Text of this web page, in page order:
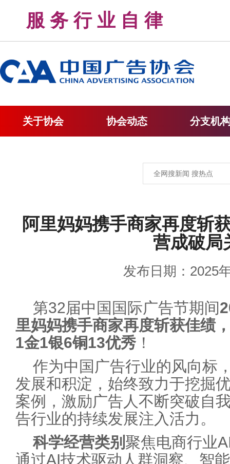
服 务 行 业 自 律
关于协会 协会动态 分支机
阿里妈妈携手商家再度斩
营成破局
发布日期：2025
第32届中国国际广告节期间
里妈妈携手商家再度斩获佳绩
1金1银6铜13优秀 ！
作为中国广告行业的风向标
发展和积淀，始终致力于挖掘
案例，激励广告人不断突破自
告行业的持续发展注入活力。
科学经营类别 聚焦电商行业
通过AI技术驱动人群洞察、智